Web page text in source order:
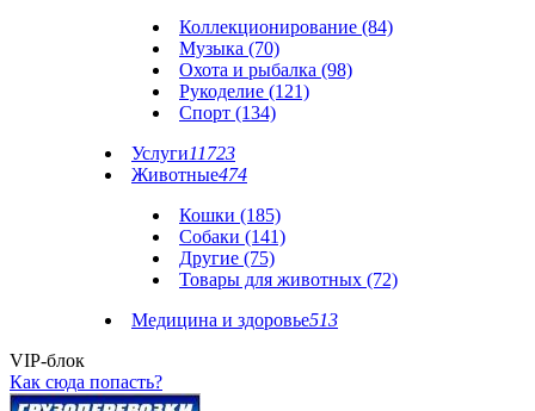
Коллекционирование (84)
Музыка (70)
Охота и рыбалка (98)
Рукоделие (121)
Спорт (134)
Услуги11723
Животные474
Кошки (185)
Собаки (141)
Другие (75)
Товары для животных (72)
Медицина и здоровье513
VIP-блок
Как сюда попасть?